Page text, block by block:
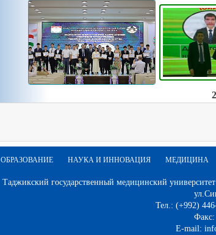
ОБРАЗОВАНИЕ НАУКА И ИННОВАЦИЯ МЕДИЦИНА
Таджикский государственный медицинский
Тел.: (+992)
Факс:
E-mail: